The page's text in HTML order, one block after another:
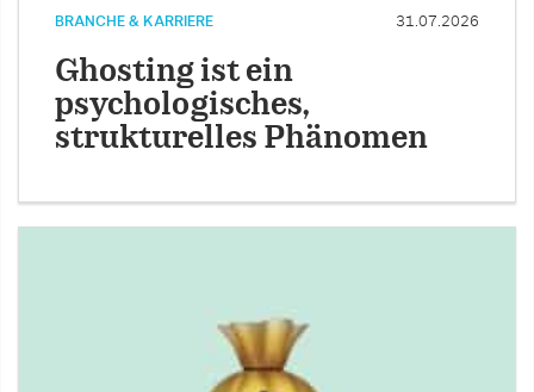
BRANCHE & KARRIERE 31.07.2026
Ghosting ist ein
psychologisches,
strukturelles Phänomen